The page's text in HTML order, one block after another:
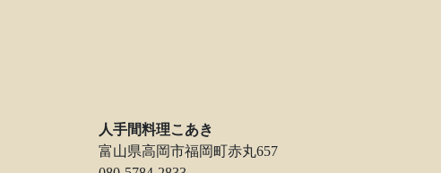
人手間料理こあき
富山県高岡市福岡町赤丸657